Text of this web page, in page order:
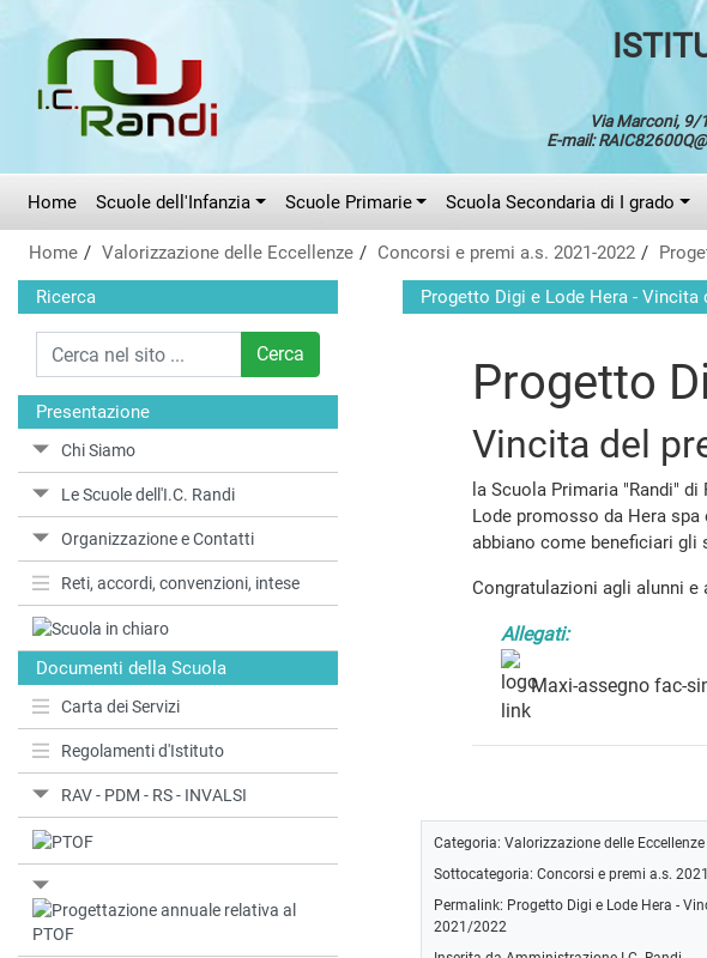
Via Marconi, 9/
E-mail:
Home Scuole dell'Infanzia Scuole Primarie Scuola Secondaria di I grado
Home Valorizzazione delle Eccellenze Concorsi e premi a.s. 2021-2022
Ricerca
Cerca
Presentazione
Chi Siamo
Le Scuole dell'I.C. Randi
Organizzazione e Contatti
Reti, accordi, convenzioni, intese
Documenti della Scuola
Carta dei Servizi
Regolamenti d'Istituto
RAV - PDM - RS - INVALSI
Progetto Digi e Lode Hera -
Progetto
Vincita del
la Scuola Primaria "Randi"
Lode promosso da Hera
abbiano come beneficiari gli
Congratulazioni agli alunni
Allegati:
Maxi-assegno fac-
Categoria: Valorizzazione delle Eccellenze
Sottocategoria: Concorsi e premi a.s.
Permalink: Progetto Digi e Lode Hera -
2021/2022